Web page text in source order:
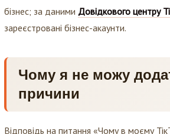
бізнес; за даними Довідкового центру
зареєстровані бізнес-акаунти.
Чому я не можу
причини
Відповідь на питання «Чому в моєму